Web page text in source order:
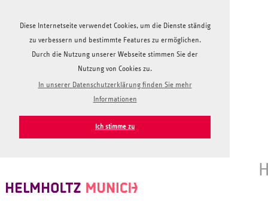
Diese Internetseite verwendet Cookies, um die Dienste ständig
zu verbessern und bestimmte Features zu ermöglichen.
Durch die Nutzung unserer Webseite stimmen Sie der
Nutzung von Cookies zu.
In unserer Datenschutzerklärung finden Sie mehr
Informationen
Ich stimme zu